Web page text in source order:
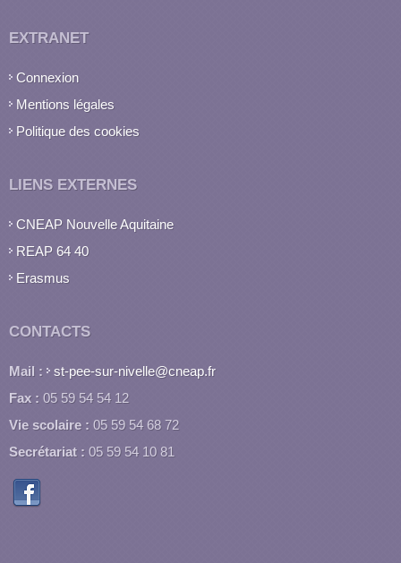
EXTRANET
Connexion
Mentions légales
Politique des cookies
LIENS EXTERNES
CNEAP Nouvelle Aquitaine
REAP 64 40
Erasmus
CONTACTS
Mail :
st-pee-sur-nivelle@cneap.fr
Fax : 05 59 54 54 12
Vie scolaire : 05 59 54 68 72
Secrétariat : 05 59 54 10 81